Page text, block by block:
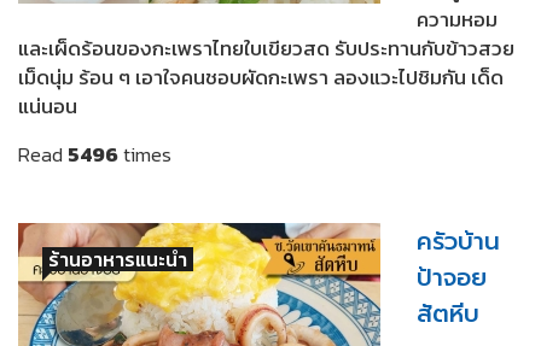
ความหอม
และเผ็ดร้อนของกะเพราไทยใบเขียวสด รับประทานกับข้าวสวย
เม็ดนุ่ม ร้อน ๆ เอาใจคนชอบผัดกะเพรา ลองแวะไปชิมกัน เด็ด
แน่นอน
Read 5496times
ร้านอาหารแนะนำ
ครัวบ้าน
ป้าจอย
สัตหีบ